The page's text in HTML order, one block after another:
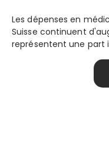
Les dépenses en
Suisse continuent
représentent une part